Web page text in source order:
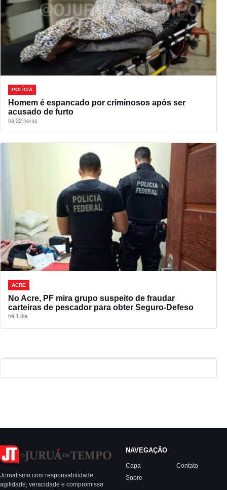
POLÍCIA
Homem é espancado por criminosos após ser
acusado de furto
há 22 horas
ACRE
No Acre, PF mira grupo suspeito de fraudar
carteiras de pescador para obter Seguro-Defeso
há 1 dia
Jornalismo com responsabilidade,
agilidade, veracidade e compromisso
NAVEGAÇÃO
Capa
Sobre
Contato